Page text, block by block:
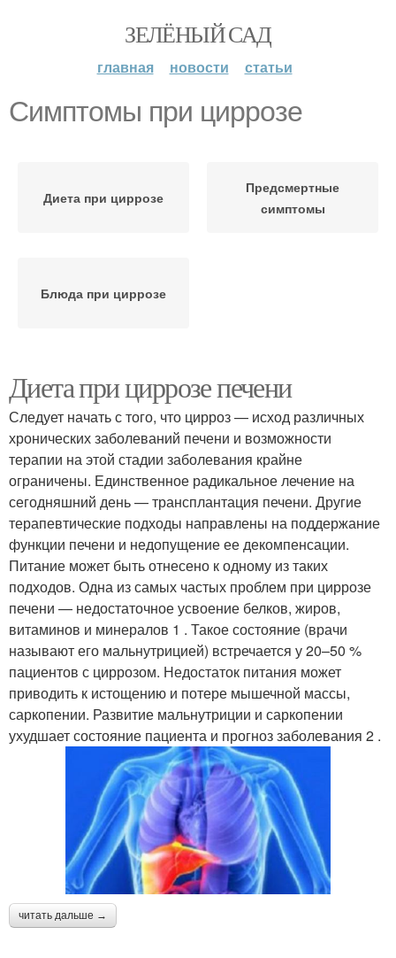
ЗЕЛЁНЫЙ САД
главная новости статьи
Симптомы при циррозе
Диета при циррозе
Предсмертные
симптомы
Блюда при циррозе
Диета при циррозе печени
Следует начать с того, что цирроз — исход различных
хронических заболеваний печени и возможности
терапии на этой стадии заболевания крайне
ограничены. Единственное радикальное лечение на
сегодняшний день — трансплантация печени. Другие
терапевтические подходы направлены на поддержание
функции печени и недопущение ее декомпенсации.
Питание может быть отнесено к одному из таких
подходов. Одна из самых частых проблем при циррозе
печени — недостаточное усвоение белков, жиров,
витаминов и минералов 1 . Такое состояние (врачи
называют его мальнутрицией) встречается у 20–50 %
пациентов с циррозом. Недостаток питания может
приводить к истощению и потере мышечной массы,
саркопении. Развитие мальнутриции и саркопении
ухудшает состояние пациента и прогноз заболевания 2 .
читать дальше →